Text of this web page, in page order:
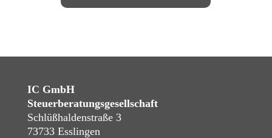
IC GmbH
Steuerberatungsgesellschaft
Schlüßhaldenstraße 3
73733 Esslingen